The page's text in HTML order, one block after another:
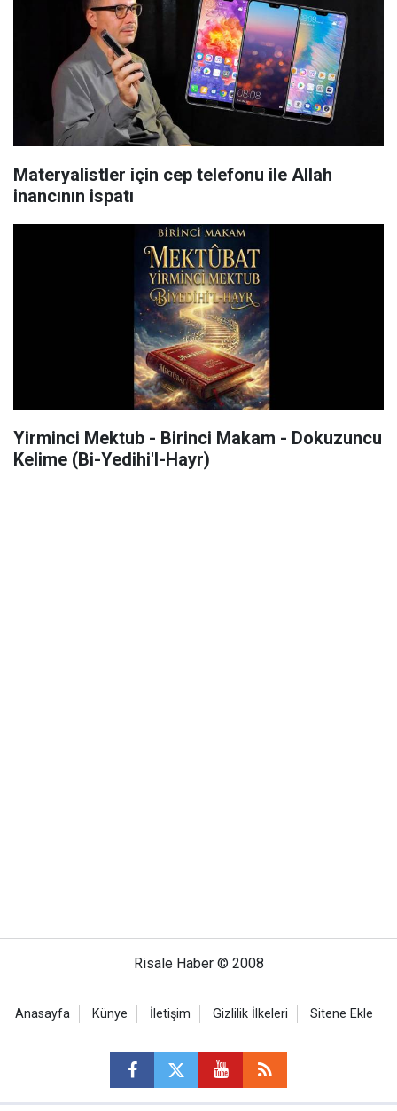
Materyalistler için cep telefonu ile Allah
inancının ispatı
Yirminci Mektub - Birinci Makam - Dokuzuncu
Kelime (Bi-Yedihi'l-Hayr)
Risale Haber © 2008
Anasayfa Künye İletişim Gizlilik İlkeleri Sitene Ekle